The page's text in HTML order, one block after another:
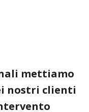
mettiamo
nostri clienti